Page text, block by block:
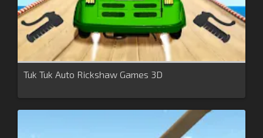
Tuk Tuk Auto Rickshaw Games 3D